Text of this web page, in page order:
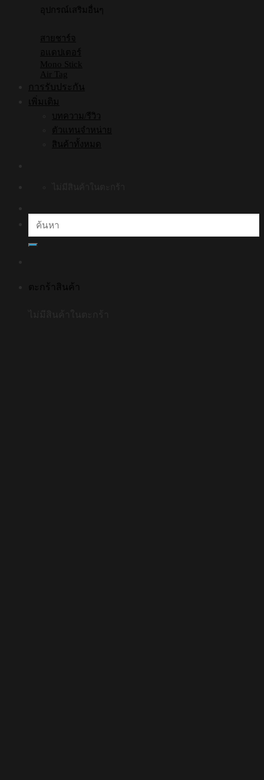
อุปกรณ์เสริมอื่นๆ
สายชาร์จ
อแดปเตอร์
Mono Stick
Air Tag
การรับประกัน
เพิ่มเติม
บทความ/รีวิว
ตัวแทนจำหน่าย
สินค้าทั้งหมด
ค้นหา:
ตะกร้าสินค้า